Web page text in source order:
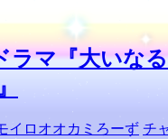
ラマ『大いな
イロオオカミろーず チ